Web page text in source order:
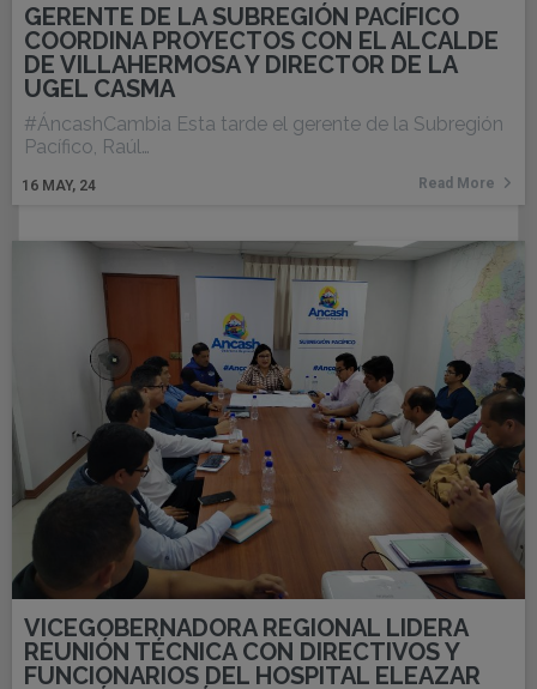
GERENTE DE LA SUBREGIÓN PACÍFICO
COORDINA PROYECTOS CON EL ALCALDE
DE VILLAHERMOSA Y DIRECTOR DE LA
UGEL CASMA
16 MAY, 24
#ÁncashCambia Esta tarde el gerente de la Subregión
Pacífico, Raúl…
Read More
VICEGOBERNADORA REGIONAL LIDERA
REUNIÓN TÉCNICA CON DIRECTIVOS Y
FUNCIONARIOS DEL HOSPITAL ELEAZAR